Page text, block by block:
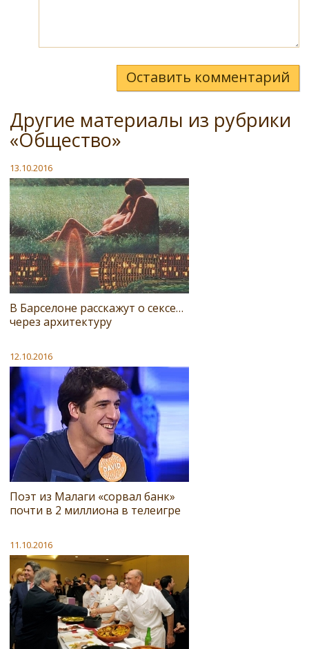
Оставить комментарий
Другие материалы из рубрики
«Общество»
13.10.2016
В Барселоне расскажут о сексе…
через архитектуру
12.10.2016
Поэт из Малаги «сорвал банк»
почти в 2 миллиона в телеигре
11.10.2016